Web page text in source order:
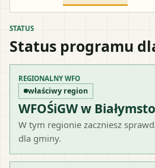
STATUS
Status programu
REGIONALNY WFO
właściwy region
WFOŚiGW w
W tym regionie zaczniesz
dla gminy.